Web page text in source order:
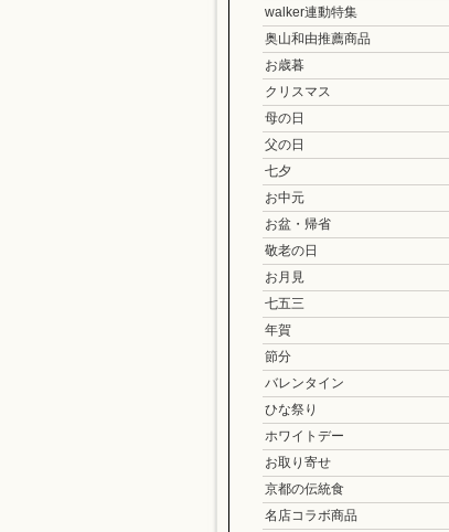
walker連動特集
奥山和由推薦商品
お歳暮
クリスマス
母の日
父の日
七夕
お中元
お盆・帰省
敬老の日
お月見
七五三
年賀
節分
バレンタイン
ひな祭り
ホワイトデー
お取り寄せ
京都の伝統食
名店コラボ商品